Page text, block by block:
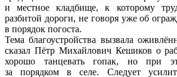
и местное кладбище, к которому
разбитой дороги, не говоря уже об
в порядок погоста.
Тема благоустройства вызвала
сказал Пётр Михайлович Кешиков о
хорошо танцевать гопак, но при
за порядком в селе. Следует